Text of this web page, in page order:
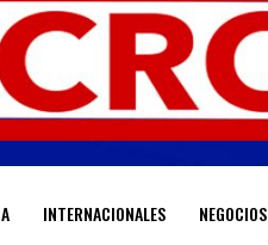
INTERNACIONALES NEGOCIOS